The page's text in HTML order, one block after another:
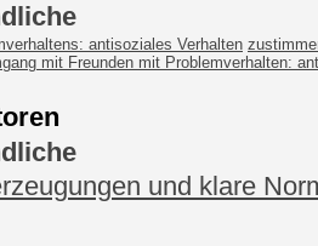
antisoziales Verhalten
mit Freunden mit Problemverhalten:
und klare